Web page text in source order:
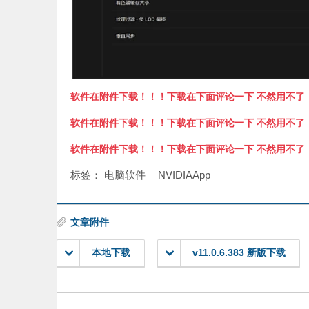
软件在附件下载！！！下载在下面评论一下 不然用不了
软件在附件下载！！！下载在下面评论一下 不然用不了
软件在附件下载！！！下载在下面评论一下 不然用不了
标签： 电脑软件 NVIDIAApp
文章附件
本地下载 v11.0.6.383 新版下载